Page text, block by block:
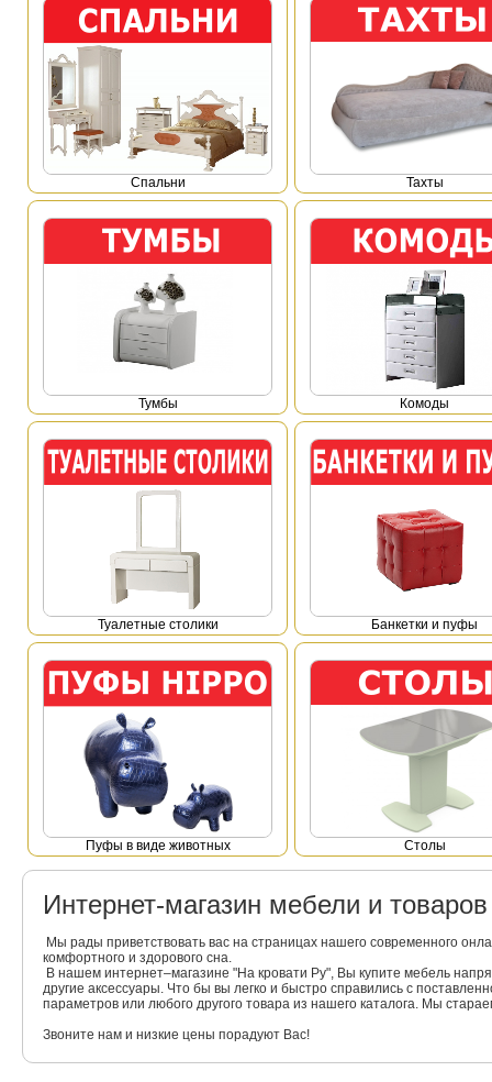
Спальни Тахты
Тумбы Комоды
Туалетные столики Банкетки и пуфы
Пуфы в виде животных Столы
Интернет-магазин мебели и
Мы рады приветствовать вас на страницах нашего современного
комфортного и здорового сна.
В нашем интернет–магазине "На кровати Ру", Вы купите мебель
другие аксессуары. Что бы вы легко и быстро справились с
параметров или любого другого товара из нашего каталога. Мы
Звоните нам и низкие цены порадуют Вас!